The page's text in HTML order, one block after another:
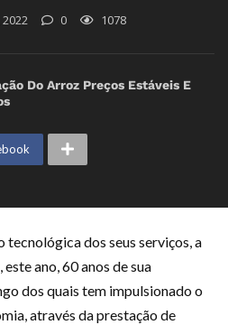
0 1078
Do Arroz Preços Estáveis E
dos seus serviços, a
ano, 60 anos de sua
dos quais tem impulsionado o
através da prestação de